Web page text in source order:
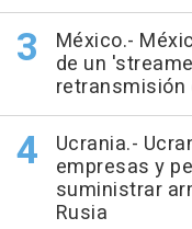
México.-
de un
retransmisión
Ucrania.-
empresas y
suministrar
Rusia